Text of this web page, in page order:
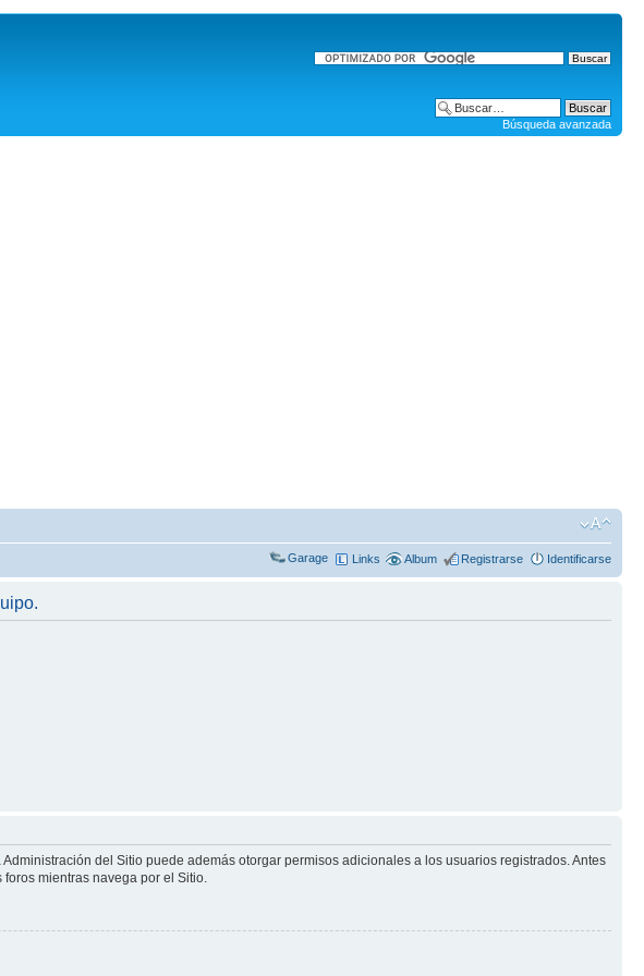
Búsqueda avanzada
Garage Links Album Registrarse Identificarse
del Sitio puede además otorgar permisos adicionales a los usuarios registrados. Antes
mientras navega por el Sitio.